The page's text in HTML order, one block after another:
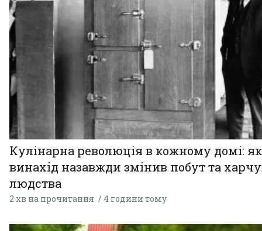
Кулінарна революція в кожному домі:
винахід назавжди змінив побут та
людства
2 хв на прочитання 4 години тому